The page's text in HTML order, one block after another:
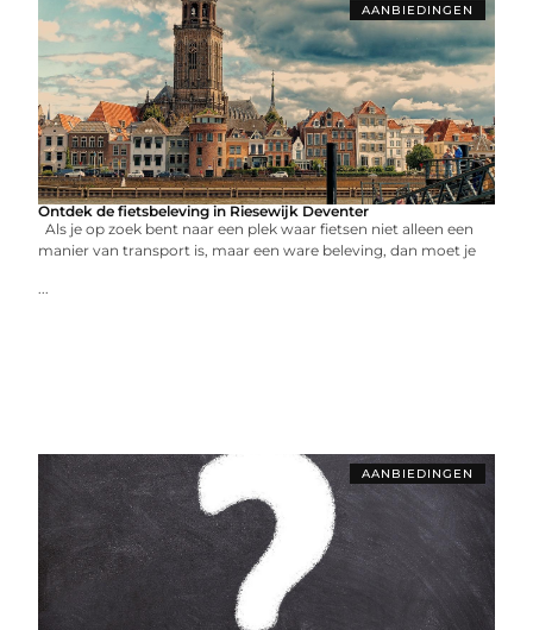
AANBIEDINGEN
Ontdek de fietsbeleving in Riesewijk Deventer
Als je op zoek bent naar een plek waar fietsen niet alleen een
manier van transport is, maar een ware beleving, dan moet je
...
AANBIEDINGEN